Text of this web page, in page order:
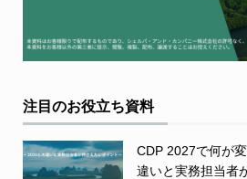
注目のお役立ち資料
CDP 2027で何が
違いと実務担当者